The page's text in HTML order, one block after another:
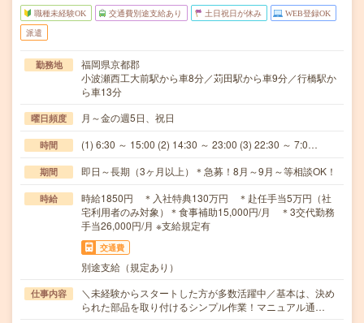
職種未経験OK 交通費別途支給あり 土日祝日が休み WEB登録OK
派遣
勤務地
福岡県京都郡
小波瀬西工大前駅から車8分／苅田駅から車9分／行橋駅か
ら車13分
曜日頻度 月～金の週5日、祝日
時間 (1) 6:30 ～ 15:00 (2) 14:30 ～ 23:00 (3) 22:30 ～ 7:0…
期間 即日～長期（3ヶ月以上）＊急募！8月～9月～等相談OK！
時給
時給1850円 ＊入社特典130万円 ＊赴任手当5万円（社
宅利用者のみ対象）＊食事補助15,000円/月 ＊3交代勤務
手当26,000円/月 ※支給規定有
交通費
別途支給（規定あり）
仕事内容
＼未経験からスタートした方が多数活躍中／基本は、決め
られた部品を取り付けるシンプル作業！マニュアル通…